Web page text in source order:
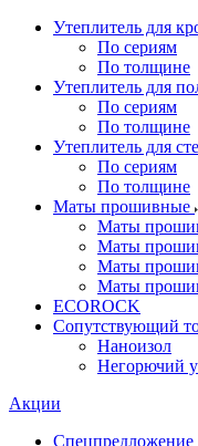
Утеплитель для
По сериям
По толщине
Утеплитель для
По сериям
По толщине
Утеплитель для
По сериям
По толщине
Маты прошивные
Маты
Маты
Маты
Маты
ECOROCK
Сопутствующий
Наноизол
Негорючий
Акции
Спецпредложение